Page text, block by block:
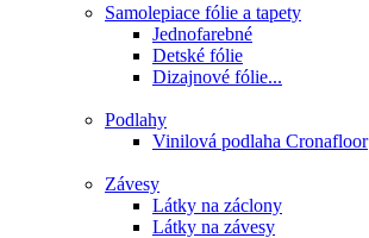
Samolepiace fólie a tapety
Jednofarebné
Detské fólie
Dizajnové fólie...
Podlahy
Vinilová podlaha Cronafloor
Závesy
Látky na záclony
Látky na závesy